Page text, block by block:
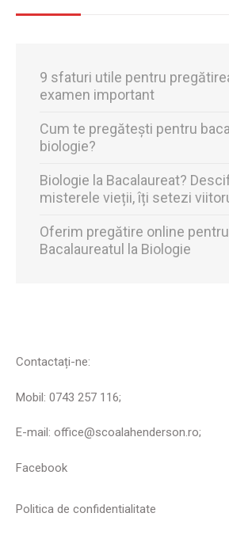
9 sfaturi utile pentru
examen important
Cum te pregătești pentru
biologie?
Biologie la Bacalaureat?
misterele vieții, îți setezi
Oferim pregătire online pentru
Bacalaureatul la Biologie
Contactați-ne:
Mobil: 0743 257 116;
E-mail: office@scoalahenderson.ro;
Facebook
Politica de confidentialitate